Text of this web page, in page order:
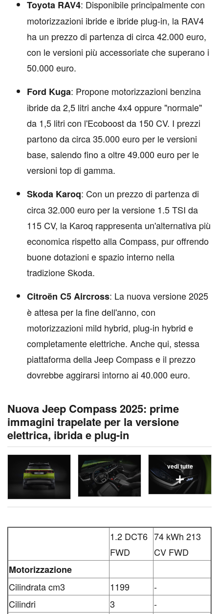
Toyota RAV4: Disponibile principalmente con
motorizzazioni ibride e ibride plug-in, la RAV4
ha un prezzo di partenza di circa 42.000 euro,
con le versioni più accessoriate che superano i
50.000 euro.
Ford Kuga: Propone motorizzazioni benzina
ibride da 2,5 litri anche 4x4 oppure "normale"
da 1,5 litri con l'Ecoboost da 150 CV. I prezzi
partono da circa 35.000 euro per le versioni
base, salendo fino a oltre 49.000 euro per le
versioni top di gamma.
Skoda Karoq: Con un prezzo di partenza di
circa 32.000 euro per la versione 1.5 TSI da
115 CV, la Karoq rappresenta un'alternativa più
economica rispetto alla Compass, pur offrendo
buone dotazioni e spazio interno nella
tradizione Skoda.
Citroën C5 Aircross: La nuova versione 2025
è attesa per la fine dell'anno, con
motorizzazioni mild hybrid, plug-in hybrid e
completamente elettriche. Anche qui, stessa
piattaforma della Jeep Compass e il prezzo
dovrebbe aggirarsi intorno ai 40.000 euro.
Nuova Jeep Compass 2025: prime
immagini trapelate per la versione
elettrica, ibrida e plug-in
vedi tutte
1.2 DCT6
FWD
74 kWh 213
CV FWD
Motorizzazione
Cilindrata cm3
1199
-
Cilindri
3
-